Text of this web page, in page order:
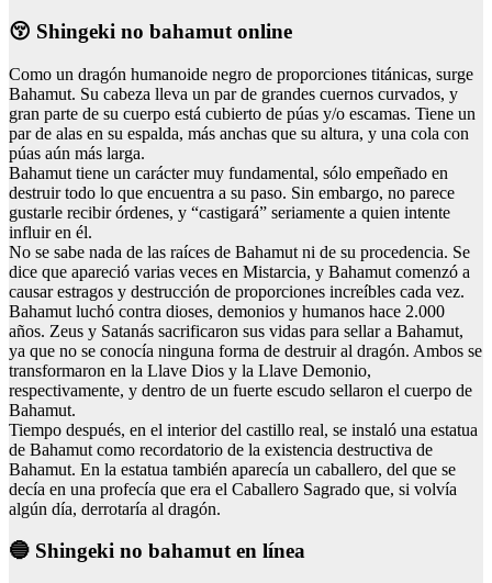
😚 Shingeki no bahamut online
Como un dragón humanoide negro de proporciones titánicas, surge
Bahamut. Su cabeza lleva un par de grandes cuernos curvados, y
gran parte de su cuerpo está cubierto de púas y/o escamas. Tiene un
par de alas en su espalda, más anchas que su altura, y una cola con
púas aún más larga.
Bahamut tiene un carácter muy fundamental, sólo empeñado en
destruir todo lo que encuentra a su paso. Sin embargo, no parece
gustarle recibir órdenes, y “castigará” seriamente a quien intente
influir en él.
No se sabe nada de las raíces de Bahamut ni de su procedencia. Se
dice que apareció varias veces en Mistarcia, y Bahamut comenzó a
causar estragos y destrucción de proporciones increíbles cada vez.
Bahamut luchó contra dioses, demonios y humanos hace 2.000
años. Zeus y Satanás sacrificaron sus vidas para sellar a Bahamut,
ya que no se conocía ninguna forma de destruir al dragón. Ambos se
transformaron en la Llave Dios y la Llave Demonio,
respectivamente, y dentro de un fuerte escudo sellaron el cuerpo de
Bahamut.
Tiempo después, en el interior del castillo real, se instaló una estatua
de Bahamut como recordatorio de la existencia destructiva de
Bahamut. En la estatua también aparecía un caballero, del que se
decía en una profecía que era el Caballero Sagrado que, si volvía
algún día, derrotaría al dragón.
🔵 Shingeki no bahamut en línea